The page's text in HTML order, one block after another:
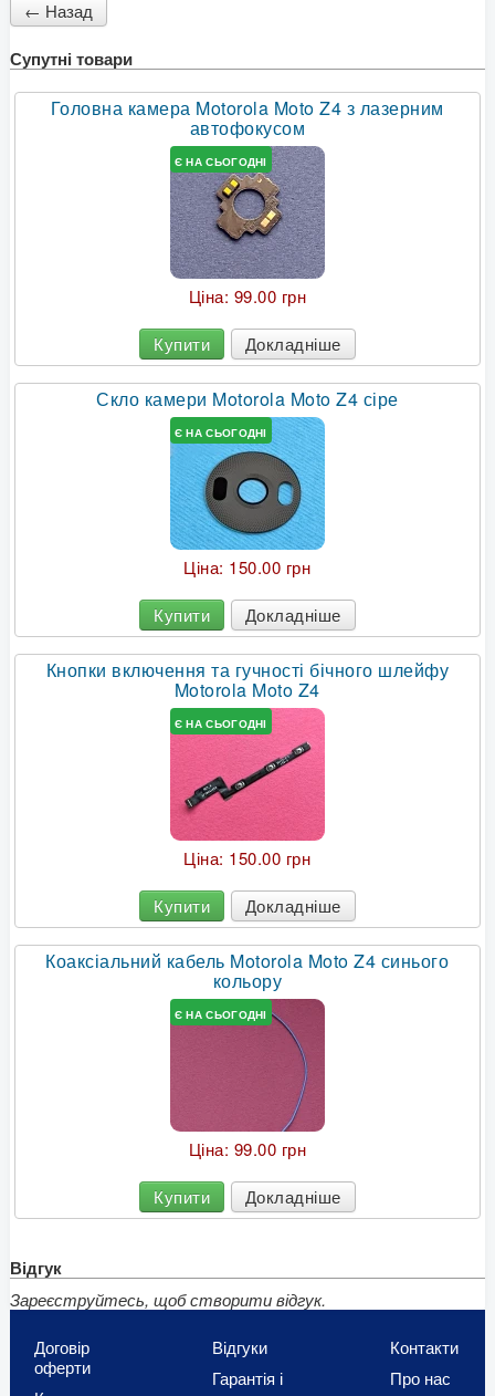
Супутні товари
Головна камера Motorola Moto Z4 з лазерним
автофокусом
Є НА СЬОГОДНІ
Ціна: 99.00 грн
Купити Докладніше
Скло камери Motorola Moto Z4 сіре
Є НА СЬОГОДНІ
Ціна: 150.00 грн
Купити Докладніше
Кнопки включення та гучності бічного шлейфу
Motorola Moto Z4
Є НА СЬОГОДНІ
Ціна: 150.00 грн
Купити Докладніше
Коаксіальний кабель Motorola Moto Z4 синього
кольору
Є НА СЬОГОДНІ
Ціна: 99.00 грн
Купити Докладніше
Відгук
Зареєструйтесь, щоб створити відгук.
Договір
оферти
Відгуки
Гарантія і
Контакти
Про нас